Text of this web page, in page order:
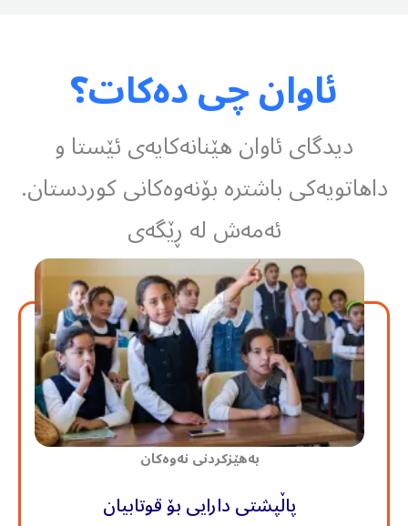
ئاوان چی دەکات؟
دیدگای ئاوان هێنانەکایەی ئێستا و
داهاتویەکی باشترە بۆنەوەکانی کوردستان.
ئەمەش لە ڕێگەی
بەهێزکردنی نەوەکان
پاڵپشتی دارایی بۆ قوتابیان